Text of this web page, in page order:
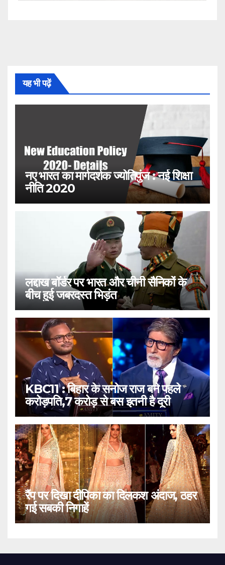
यह भी पढ़ें
नए भारत का मार्गदर्शक ज्योतिपुंज : नई शिक्षा
नीति 2020
लद्दाख बॉर्डर पर भारत और चीनी सैनिकों के
बीच हुई जबरदस्त भिड़ंत
KBC11 : बिहार के सनोज राज बने पहले
करोड़पति,7 करोड़ से बस इतनी है दूरी
रैंप पर दिखा दीपिका का दिलकश अंदाज, ठहर
गई सबकी निगाहें